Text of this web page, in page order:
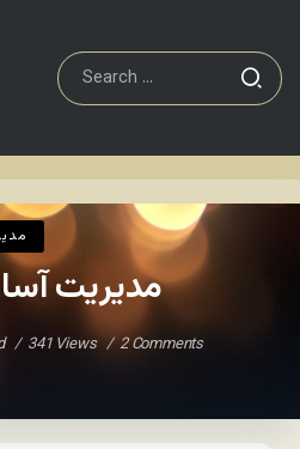
مدیریت
341 Views 2 Comments